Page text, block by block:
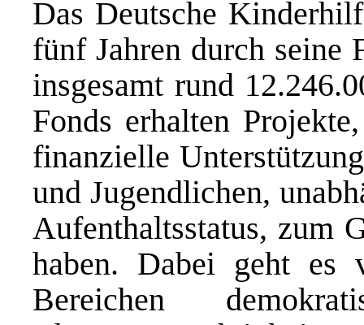
Das Deutsche
fünf Jahren durch seine
insgesamt rund
Fonds erhalten
finanzielle
und Jugendlichen,
Aufenthaltsstatus, zum
haben. Dabei geht
Bereichen